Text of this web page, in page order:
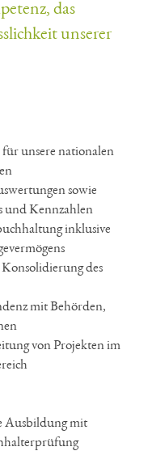
das
unserer
für unsere nationalen
sowie
und Kennzahlen
inklusive
des
mit Behörden,
von Projekten im
Ausbildung mit